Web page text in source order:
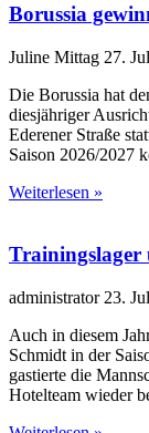
Borussia
Juline Mittag 27.
Die Borussia hat
diesjähriger
Ederener Straße
Saison 2026/2027
Weiterlesen »
Trainingslager
administrator 23.
Auch in diesem
Schmidt in der
gastierte die
Hotelteam wieder